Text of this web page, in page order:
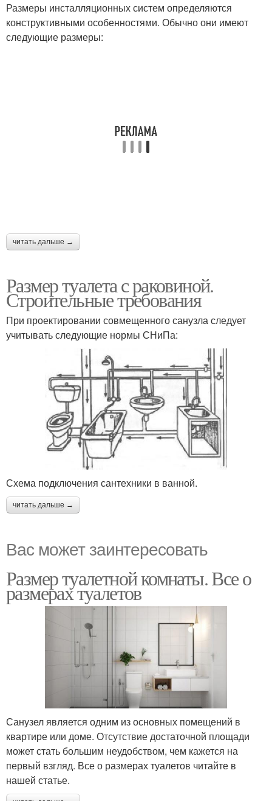
Размеры инсталляционных систем определяются
конструктивными особенностями. Обычно они имеют
следующие размеры:
читать дальше →
Размер туалета с раковиной.
Строительные требования
При проектировании совмещенного санузла следует
учитывать следующие нормы СНиПа:
Схема подключения сантехники в ванной.
читать дальше →
Вас может заинтересовать
Размер туалетной комнаты. Все о
размерах туалетов
Санузел является одним из основных помещений в
квартире или доме. Отсутствие достаточной площади
может стать большим неудобством, чем кажется на
первый взгляд. Все о размерах туалетов читайте в
нашей статье.